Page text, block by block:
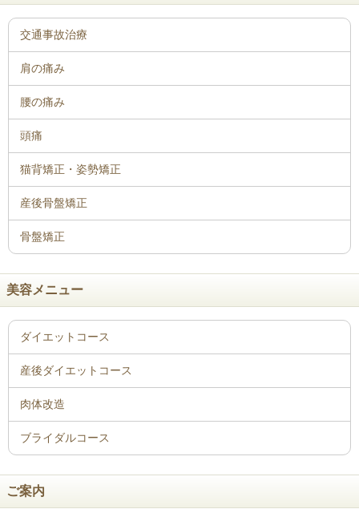
骨盤矯正
美容メニュー
ご案内